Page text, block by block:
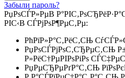
Забыли пароль?
РџРѕСЃР»РµВ
РІС‹В СЃРјРѕР¶РµС‚Рµ:
РћРїР»Р°С‚РёС‚СЊ
РџРѕСЃРјРѕС‚СЂРµС‚СЊ
Р»РёС†РµРІРѕРіРѕ
РџРµСЂРµРґР°С‚СЊ